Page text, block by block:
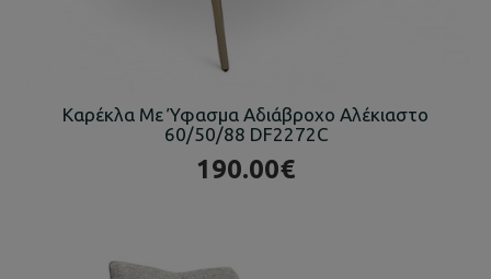
Καρέκλα Με Ύφασμα Αδιάβροχο Αλέκιαστο
60/50/88 DF2272C
190.00€